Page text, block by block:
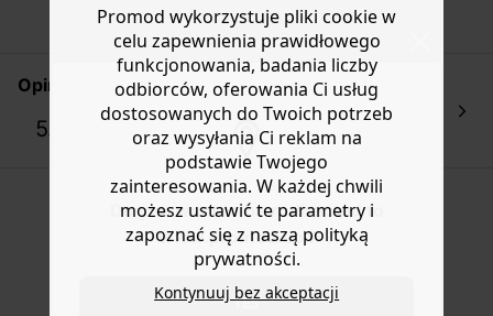
Do you want to be redirected to
www.promod.com ?
YES
30 dni od daty otrzymania produktów na ich zwrot
podkreślony opalizującymi płaskimi szwami. Miękki,
wygodny jersey. Dopasowany krój. Zaokrąglony dół.
Zawiera miękką, płynną, odpowiedzialną wiskozę:
wykonaną z pulpy drzewnej pochodzącej z lasów
zarządzanych (gdy jedno drzewo jest ścinane, inne jest
sadzone na nowo).
Opinia klientek
5.0 1 opinia
Promod wykorzystuje pliki cookie w
celu zapewnienia prawidłowego
funkcjonowania, badania liczby
odbiorców, oferowania Ci usług
dostosowanych do Twoich potrzeb
oraz wysyłania Ci reklam na
podstawie Twojego
zainteresowania. W każdej chwili
możesz ustawić te parametry i
zapoznać się z naszą polityką
prywatności.
Kontynuuj bez akceptacji